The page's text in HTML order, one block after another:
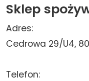
Sklep
Adres:
Cedrowa 29/U4,
Telefon: